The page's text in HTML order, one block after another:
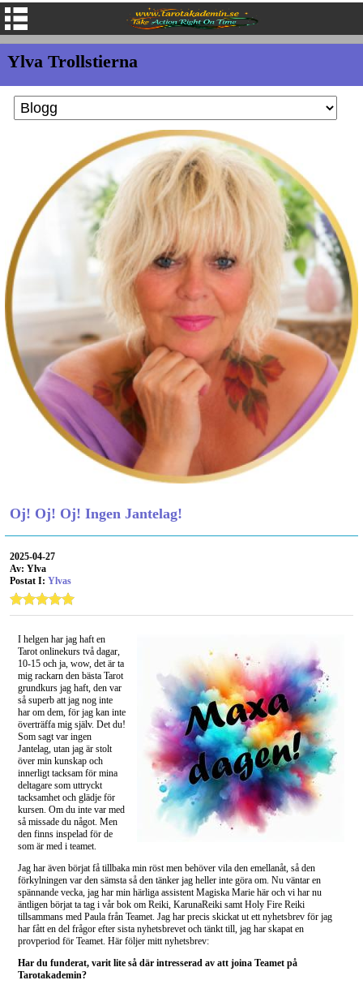
Ylva Trollstierna
Oj! Oj! Oj! Ingen Jantelag!
2025-04-27
Av: Ylva
Postat I: Ylvas
I helgen har jag haft en
Tarot onlinekurs två dagar,
10-15 och ja, wow, det är ta
mig rackarn den bästa Tarot
grundkurs jag haft, den var
så superb att jag nog inte
har om dem, för jag kan inte
överträffa mig själv. Det du!
Som sagt var ingen
Jantelag, utan jag är stolt
över min kunskap och
innerligt tacksam för mina
deltagare som uttryckt
tacksamhet och glädje för
kursen. Om du inte var med
så missade du något. Men
den finns inspelad för de
som är med i teamet.
Jag har även börjat få tillbaka min röst men behöver vila den emellanåt, så den
förkylningen var den sämsta så den tänker jag heller inte göra om. Nu väntar en
spännande vecka, jag har min härliga assistent Magiska Marie här och vi har nu
äntligen börjat ta tag i vår bok om Reiki, KarunaReiki samt Holy Fire Reiki
tillsammans med Paula från Teamet. Jag har precis skickat ut ett nyhetsbrev för jag
har fått en del frågor efter sista nyhetsbrevet och tänkt till, jag har skapat en
provperiod för Teamet. Här följer mitt nyhetsbrev:
Har du funderat, varit lite så där intresserad av att joina Teamet på
Tarotakademin?